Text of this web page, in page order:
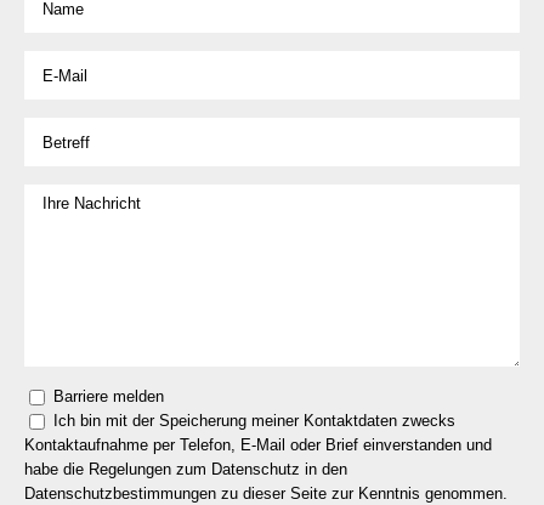
Barriere melden
Ich bin mit der Speicherung meiner Kontaktdaten zwecks
Kontaktaufnahme per Telefon, E-Mail oder Brief einverstanden und
habe die Regelungen zum Datenschutz in den
Datenschutzbestimmungen zu dieser Seite zur Kenntnis genommen.